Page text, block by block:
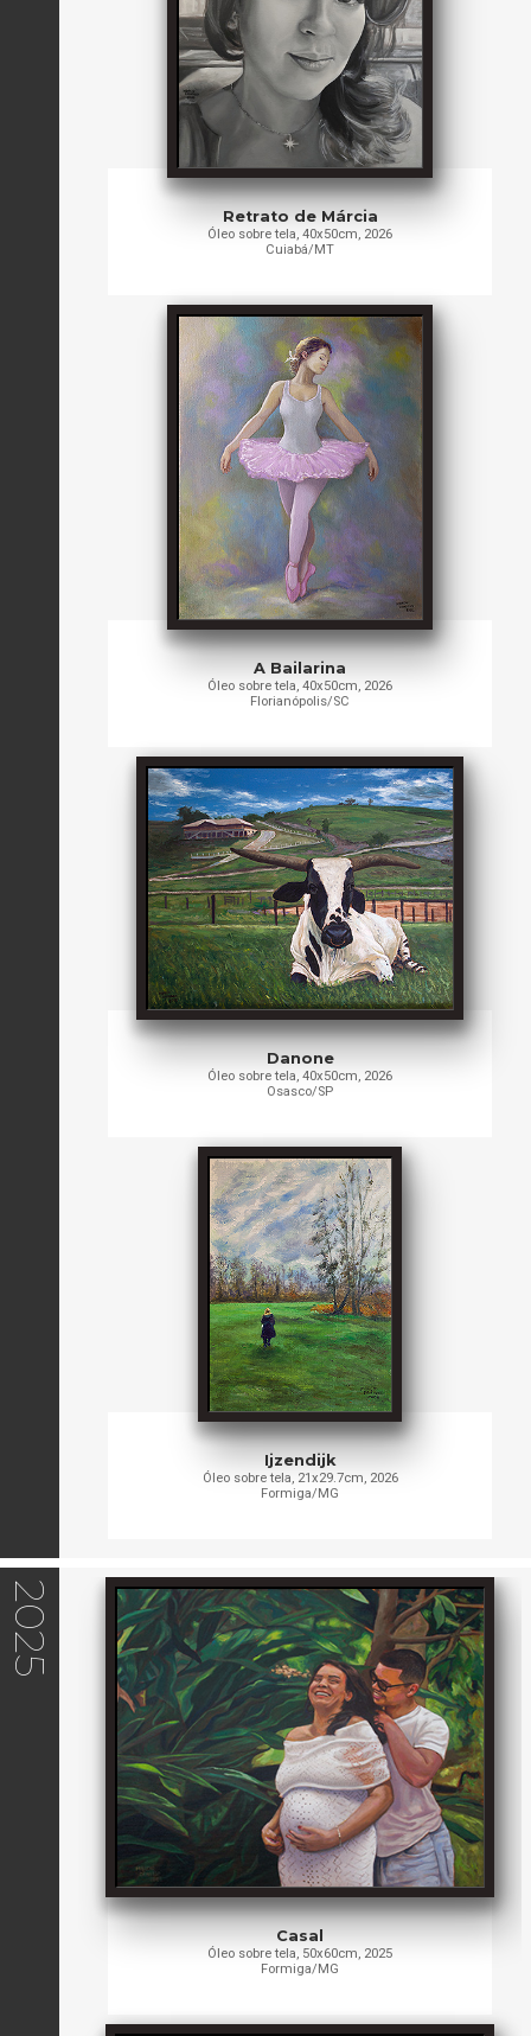
Retrato de Márcia
Óleo sobre tela, 40x50cm, 2026
Cuiabá/MT
A Bailarina
Óleo sobre tela, 40x50cm, 2026
Florianópolis/SC
Danone
Óleo sobre tela, 40x50cm, 2026
Osasco/SP
Ijzendijk
Óleo sobre tela, 21x29.7cm, 2026
Formiga/MG
2025
Casal
Óleo sobre tela, 50x60cm, 2025
Formiga/MG